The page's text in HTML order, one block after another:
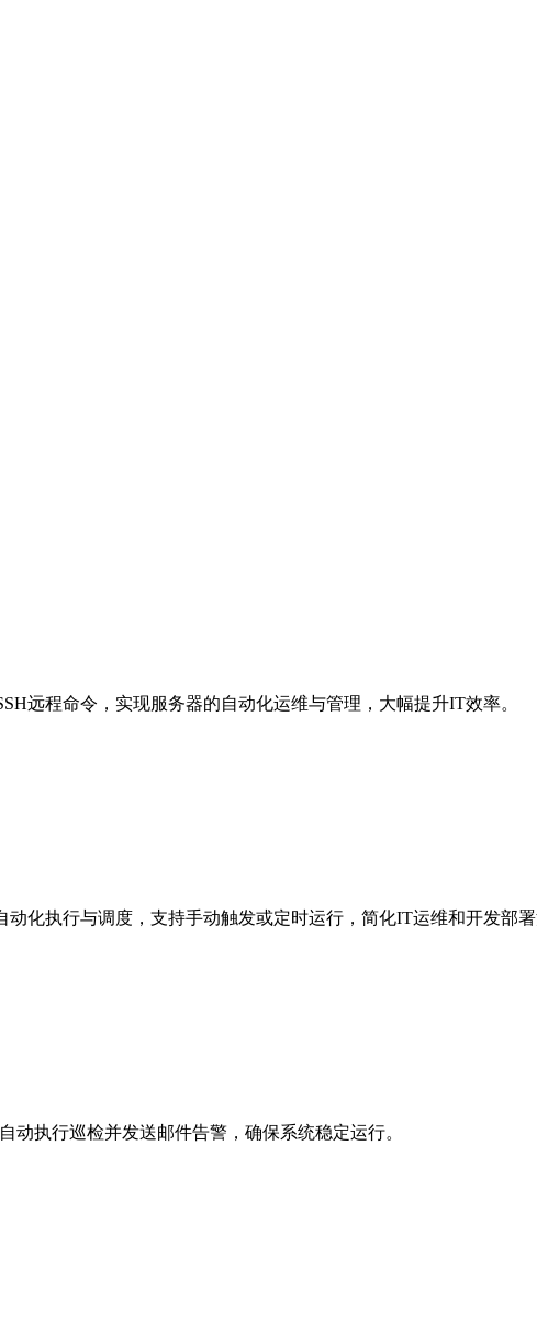
远程命令，实现服务器的自动化运维与管理，大幅提升IT效率。
化执行与调度，支持手动触发或定时运行，简化IT运维和开发部署
动执行巡检并发送邮件告警，确保系统稳定运行。